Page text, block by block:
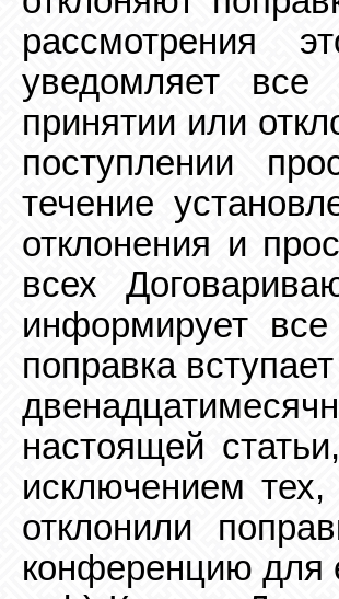
рассмотрения
уведомляет все
принятии или
поступлении
течение
отклонения и
всех
информирует все
поправка
настоящей
исключением тех,
отклонили
конференцию для